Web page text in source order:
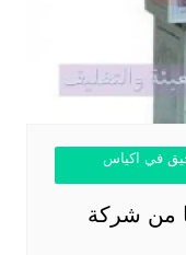
في اكياس
من شركة